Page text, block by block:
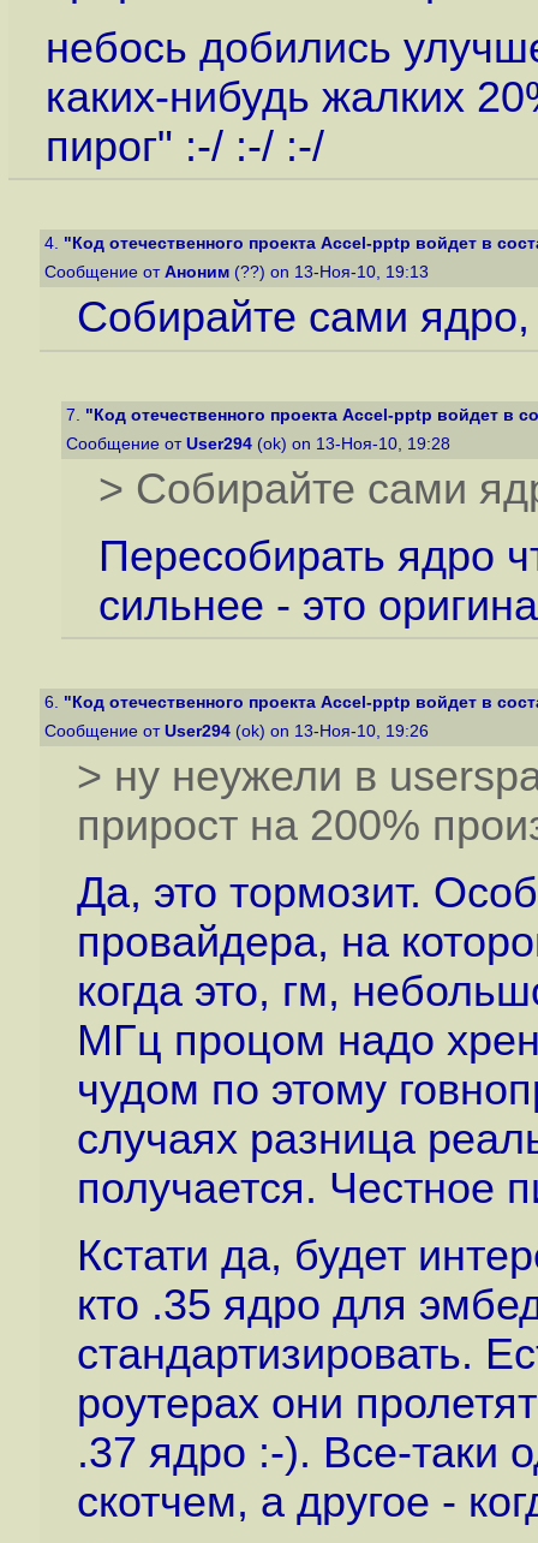
небось добились
каких-нибудь жалких
пирог" :-/ :-/ :-/
4. "Код отечественного проекта Accel-pptp войдет в
Сообщение от Аноним (??) on 13-Ноя-10, 19:13
Собирайте сами
7. "Код отечественного проекта Accel-pptp войдет в
Сообщение от User294 (ok) on 13-Ноя-10, 19:28
> Собирайте сами
Пересобирать ядро
сильнее - это
6. "Код отечественного проекта Accel-pptp войдет в
Сообщение от User294 (ok) on 13-Ноя-10, 19:26
> ну неужели в
прирост на 200%
Да, это тормозит.
провайдера, на
когда это, гм,
МГц процом надо
чудом по этому
случаях разница
получается. Честное
Кстати да, будет
кто .35 ядро для
стандартизировать.
роутерах они
.37 ядро :-). Все-таки
скотчем, а другое -